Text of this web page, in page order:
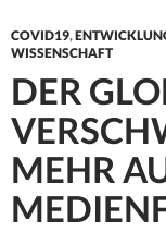
COVID19,
WISSENSCHAFT
DER
MEHR